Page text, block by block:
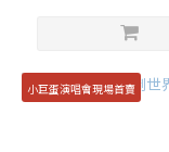
小巨蛋演唱會現場首賣